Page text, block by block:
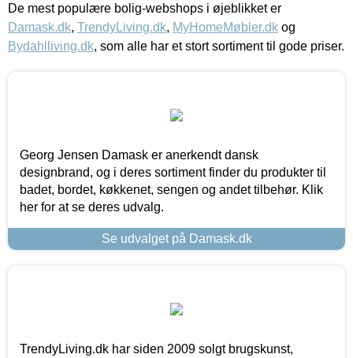
De mest populære bolig-webshops i øjeblikket er
Damask.dk, TrendyLiving.dk, MyHomeMøbler.dk og
Bydahlliving.dk, som alle har et stort sortiment til gode priser.
Georg Jensen Damask er anerkendt dansk
designbrand, og i deres sortiment finder du produkter til
badet, bordet, køkkenet, sengen og andet tilbehør. Klik
her for at se deres udvalg.
Se udvalget på Damask.dk
TrendyLiving.dk har siden 2009 solgt brugskunst,